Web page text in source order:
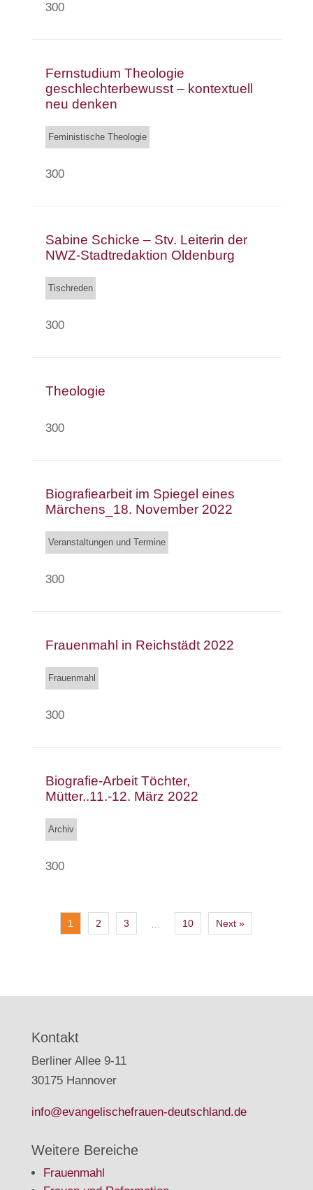
300
Fernstudium Theologie
geschlechterbewusst – kontextuell
neu denken
Feministische Theologie
300
Sabine Schicke – Stv. Leiterin der
NWZ-Stadtredaktion Oldenburg
Tischreden
300
Theologie
300
Biografiearbeit im Spiegel eines
Märchens_18. November 2022
Veranstaltungen und Termine
300
Frauenmahl in Reichstädt 2022
Frauenmahl
300
Biografie-Arbeit Töchter,
Mütter..11.-12. März 2022
Archiv
300
1 2 3 … 10 Next »
Kontakt
Berliner Allee 9-11
30175 Hannover
info@evangelischefrauen-deutschland.de
Weitere Bereiche
Frauenmahl